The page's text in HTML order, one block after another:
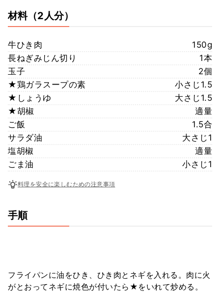
材料（2人分）
牛ひき肉
150g
長ねぎみじん切り
1本
玉子
2個
★鶏ガラスープの素
小さじ1.5
★しょうゆ
大さじ1.5
★胡椒
適量
ご飯
1.5合
サラダ油
大さじ1
塩胡椒
適量
ごま油
小さじ1
料理を安全に楽しむための注意事項
手順
フライパンに油をひき、ひき肉とネギを入れる。肉に火
がとおってネギに焼色が付いたら★をいれて炒める。